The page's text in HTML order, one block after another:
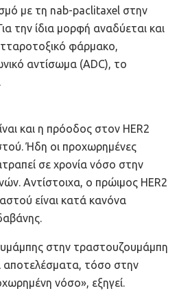
με τη nab-paclitaxel στην
την ίδια μορφή αναδύεται και
φάρμακο,
αντίσωμα (ADC), το
και η πρόοδος στον HER2
Ήδη οι προχωρημένες
σε χρονία νόσο στην
Αντίστοιχα, ο πρώιμος HER2
είναι κατά κανόνα
στην τραστουζουμάμπη
αποτελέσματα, τόσο στην
νόσο», εξηγεί.